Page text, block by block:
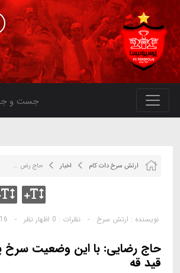
ارتش سرخ دات کام اخبار حاج رض ...
نویسنده : ارتش سرخ - نظرات : 0 اظهار نظر - 16 سال پیش
حاج رضایی: با این وضعیت سرخ
قید قه